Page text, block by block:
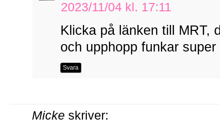
2023/11/04 kl. 17:11
Klicka på länken till MRT,
och upphopp funkar
Svara
Micke skriver: